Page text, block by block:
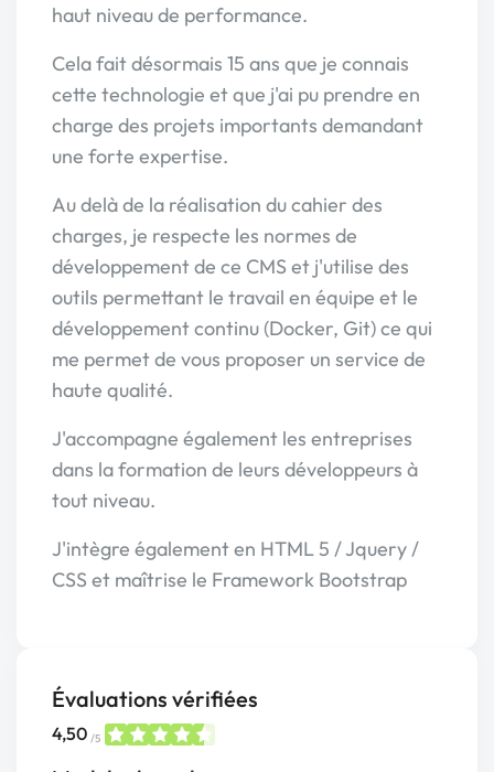
haut niveau de performance.
Cela fait désormais 15 ans que je connais
cette technologie et que j'ai pu prendre en
charge des projets importants demandant
une forte expertise.
Au delà de la réalisation du cahier des
charges, je respecte les normes de
développement de ce CMS et j'utilise des
outils permettant le travail en équipe et le
développement continu (Docker, Git) ce qui
me permet de vous proposer un service de
haute qualité.
J'accompagne également les entreprises
dans la formation de leurs développeurs à
tout niveau.
J'intègre également en HTML 5 / Jquery /
CSS et maîtrise le Framework Bootstrap
Évaluations vérifiées
4,50 /5